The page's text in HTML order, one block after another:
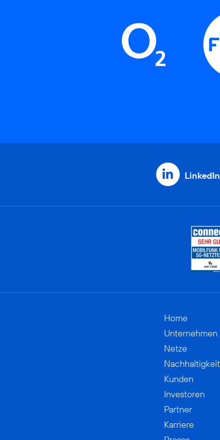
LinkedIn
Home
Unternehmen
Netze
Nachhaltigkeit
Kunden
Investoren
Partner
Karriere